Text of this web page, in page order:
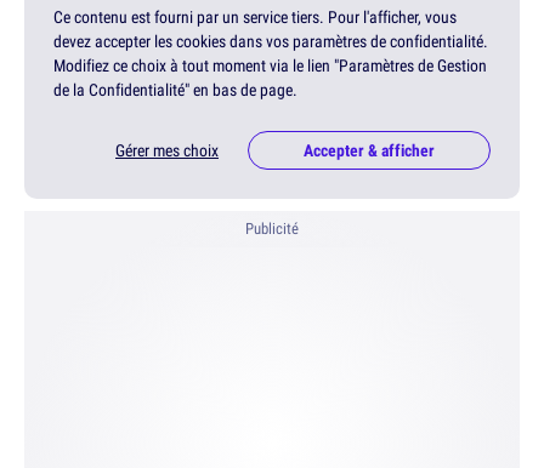
Ce contenu est fourni par un service tiers. Pour l'afficher, vous
devez accepter les cookies dans vos paramètres de confidentialité.
Modifiez ce choix à tout moment via le lien "Paramètres de Gestion
de la Confidentialité" en bas de page.
Gérer mes choix Accepter & afficher
Publicité